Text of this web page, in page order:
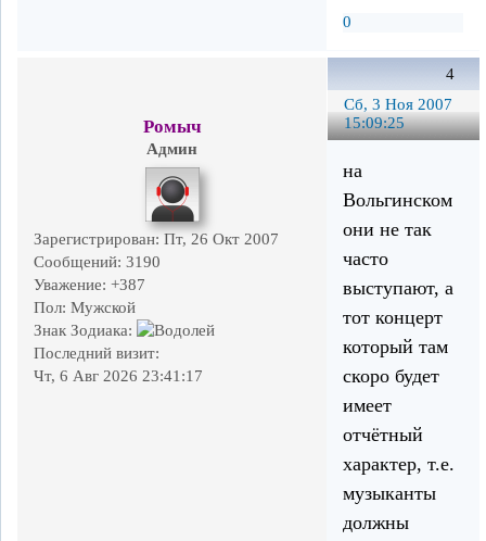
0
4
Сб, 3 Ноя 2007
15:09:25
Ромыч
Админ
Зарегистрирован: Пт, 26 Окт 2007
Сообщений: 3190
Уважение: +387
Пол: Мужской
Знак Зодиака:
Последний визит:
Чт, 6 Авг 2026 23:41:17
на
Вольгинском
они не так
часто
выступают, а
тот концерт
который там
скоро будет
имеет
отчётный
характер, т.е.
музыканты
должны